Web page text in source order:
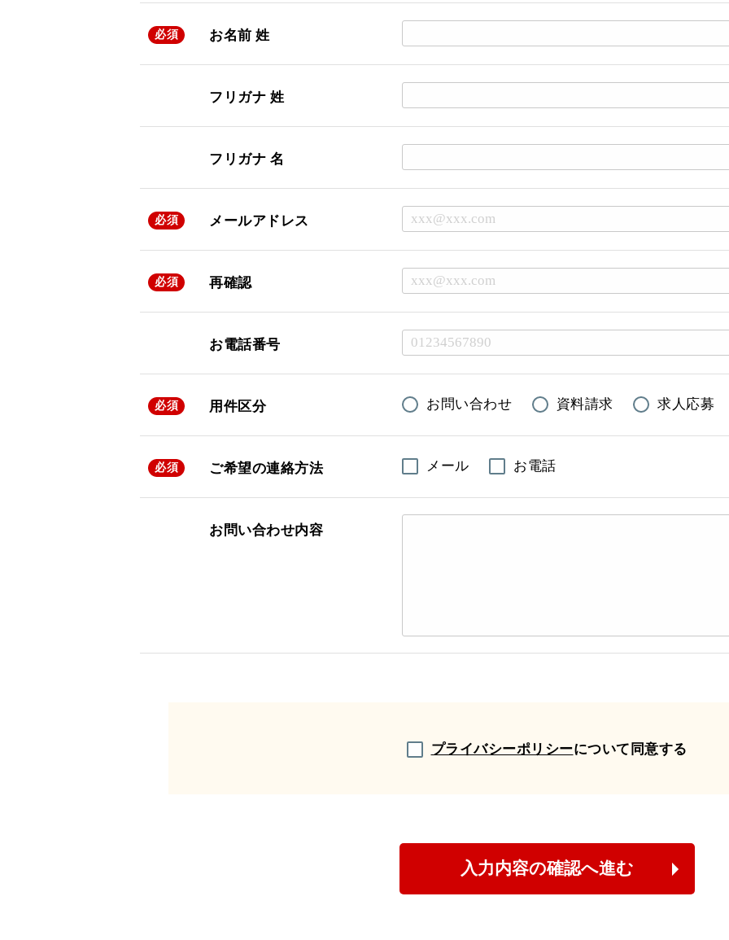
必須 お名前 姓
フリガナ 姓
フリガナ 名
必須 メールアドレス
必須 再確認
お電話番号
必須 用件区分 お問い合わせ 資料請求 求人応募
必須 ご希望の連絡方法 メール お電話
お問い合わせ内容
プライバシーポリシーについて同意する
入力内容の確認へ進む